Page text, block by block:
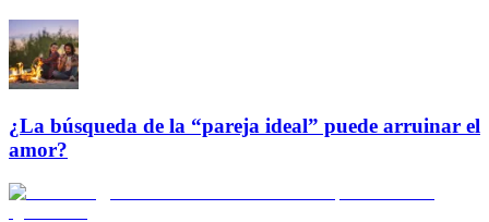
¿La búsqueda de la “pareja ideal” puede arruinar el
amor?